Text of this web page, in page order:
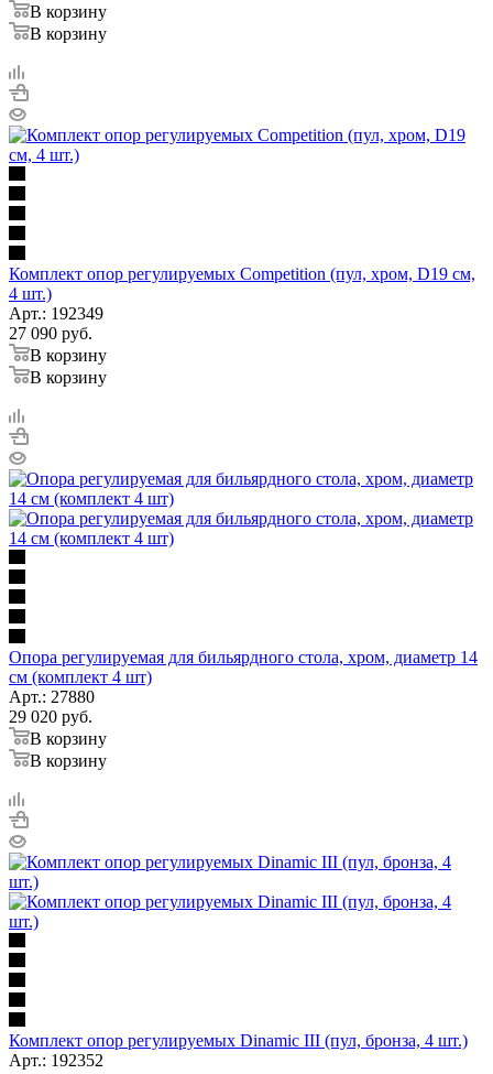
В корзину
В корзину
Комплект опор регулируемых Competition (пул, хром, D19 см,
4 шт.)
Арт.: 192349
27 090 руб.
В корзину
В корзину
Опора регулируемая для бильярдного стола, хром, диаметр 14
см (комплект 4 шт)
Арт.: 27880
29 020 руб.
В корзину
В корзину
Комплект опор регулируемых Dinamic III (пул, бронза, 4 шт.)
Арт.: 192352